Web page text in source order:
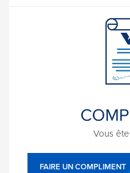
Vous
FAIRE UN COMPLIMENT